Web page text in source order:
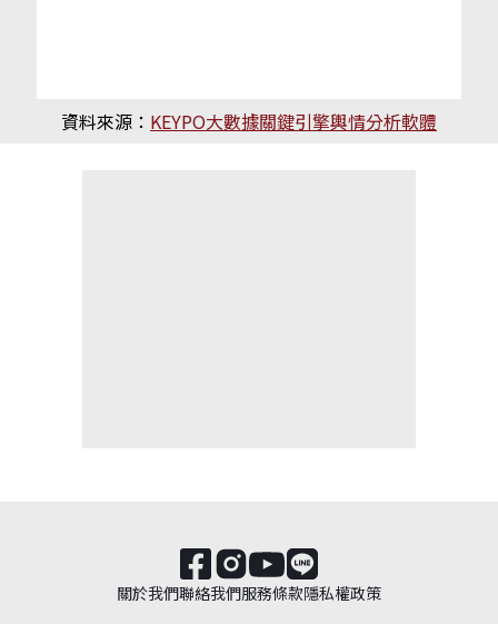
資料來源： KEYPO大數據關鍵引擎輿情分析軟體
關於我們聯絡我們服務條款隱私權政策